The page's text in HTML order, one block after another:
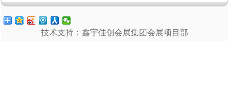
技术支持：鑫宇佳创会展集团会展项目部